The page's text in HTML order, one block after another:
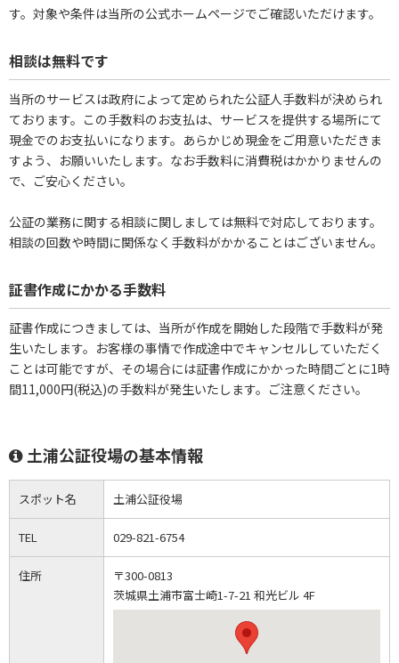
す。対象や条件は当所の公式ホームページでご確認いただけます。
相談は無料です
当所のサービスは政府によって定められた公証人手数料が決められ
ております。この手数料のお支払は、サービスを提供する場所にて
現金でのお支払いになります。あらかじめ現金をご用意いただきま
すよう、お願いいたします。なお手数料に消費税はかかりませんの
で、ご安心ください。
公証の業務に関する相談に関しましては無料で対応しております。
相談の回数や時間に関係なく手数料がかかることはございません。
証書作成にかかる手数料
証書作成につきましては、当所が作成を開始した段階で手数料が発
生いたします。お客様の事情で作成途中でキャンセルしていただく
ことは可能ですが、その場合には証書作成にかかった時間ごとに1時
間11,000円(税込)の手数料が発生いたします。ご注意ください。
土浦公証役場の基本情報
スポット名 土浦公証役場
TEL 029-821-6754
住所
〒300-0813
茨城県土浦市富士崎1-7-21 和光ビル 4F